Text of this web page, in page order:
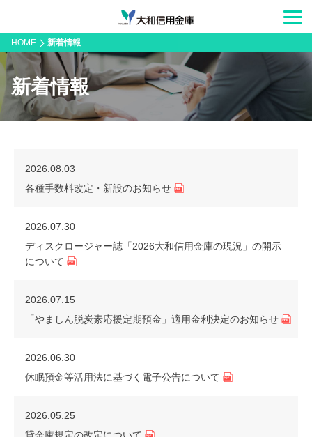
HOME 新着情報
新着情報
2026.08.03
各種手数料改定・新設のお知らせ
2026.07.30
ディスクロージャー誌「2026大和信用金庫の現況」の開示
について
2026.07.15
「やましん脱炭素応援定期預金」適用金利決定のお知らせ
2026.06.30
休眠預金等活用法に基づく電子公告について
2026.05.25